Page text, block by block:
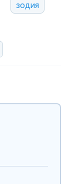
зодия